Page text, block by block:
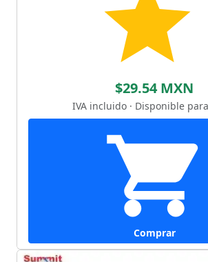
$29.54 MXN
IVA incluido · Disponible
Comprar